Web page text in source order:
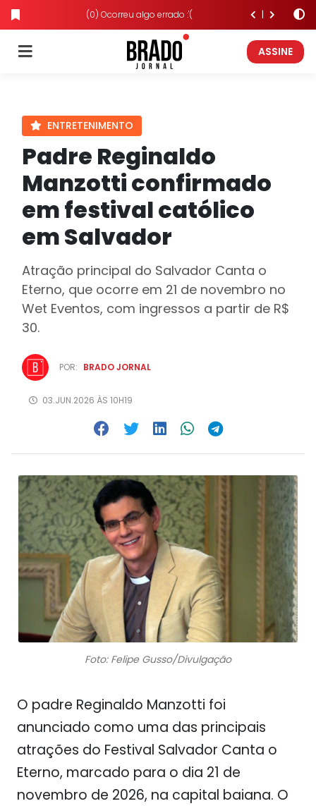
(0) Ocorreu algo errado :'(
ASSINE
ENTRETENIMENTO
Padre Reginaldo
Manzotti confirmado
em festival católico
em Salvador
Atração principal do Salvador Canta o
Eterno, que ocorre em 21 de novembro no
Wet Eventos, com ingressos a partir de R$
30.
POR: BRADO JORNAL
03.JUN.2026 ÀS 10H19
Foto: Felipe Gusso/Divulgação
O padre Reginaldo Manzotti foi
anunciado como uma das principais
atrações do Festival Salvador Canta o
Eterno, marcado para o dia 21 de
novembro de 2026, na capital baiana. O